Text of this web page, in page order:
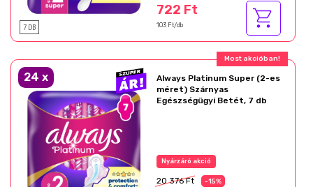
7 DB
722 Ft
103 Ft/db
Most akcióban!
24 x
Always Platinum Super (2-es
méret) Szárnyas
Egészségügyi Betét, 7 db
Nyárzáró akció
20 376 Ft -15%